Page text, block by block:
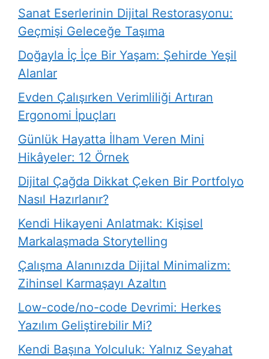
Sanat Eserlerinin Dijital Restorasyonu:
Geçmişi Geleceğe Taşıma
Doğayla İç İçe Bir Yaşam: Şehirde Yeşil
Alanlar
Evden Çalışırken Verimliliği Artıran
Ergonomi İpuçları
Günlük Hayatta İlham Veren Mini
Hikâyeler: 12 Örnek
Dijital Çağda Dikkat Çeken Bir Portfolyo
Nasıl Hazırlanır?
Kendi Hikayeni Anlatmak: Kişisel
Markalaşmada Storytelling
Çalışma Alanınızda Dijital Minimalizm:
Zihinsel Karmaşayı Azaltın
Low-code/no-code Devrimi: Herkes
Yazılım Geliştirebilir Mi?
Kendi Başına Yolculuk: Yalnız Seyahat